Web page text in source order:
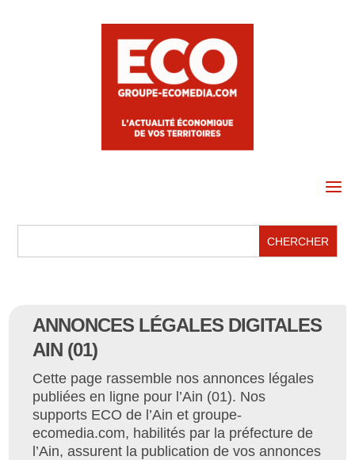
a
ANNONCES LÉGALES DIGITALES
AIN (01)
Cette page rassemble nos annonces légales
publiées en ligne pour l’Ain (01). Nos
supports ECO de l’Ain et groupe-
ecomedia.com, habilités par la préfecture de
l’Ain, assurent la publication de vos annonces